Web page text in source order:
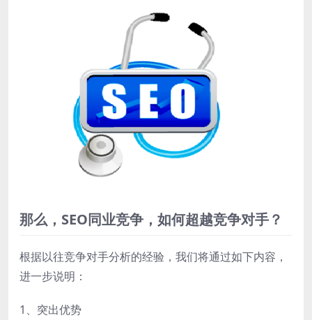
那么，SEO同业竞争，如何超越竞争对手？
根据以往竞争对手分析的经验，我们将通过如下内容，
进一步说明：
1、突出优势